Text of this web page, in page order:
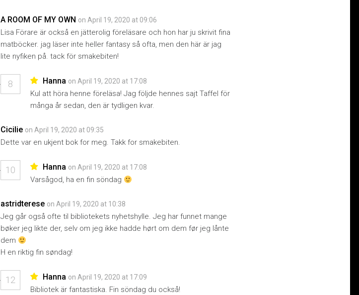
A ROOM OF MY OWN on April 19, 2020 at 09:06
Lisa Förare är också en jätterolig föreläsare och hon har ju skrivit fina
matböcker. jag läser inte heller fantasy så ofta, men den här är jag
lite nyfiken på. tack för smakebiten!
8 Hanna on April 19, 2020 at 17:08
Kul att höra henne föreläsa! Jag följde hennes sajt Taffel för
många år sedan, den är tydligen kvar.
Cicilie on April 19, 2020 at 09:35
Dette var en ukjent bok for meg. Takk for smakebiten.
10 Hanna on April 19, 2020 at 17:08
Varsågod, ha en fin söndag
astridterese on April 19, 2020 at 10:38
Jeg går også ofte til bibliotekets nyhetshylle. Jeg har funnet mange
bøker jeg likte der, selv om jeg ikke hadde hørt om dem før jeg lånte
dem
H en riktig fin søndag!
12 Hanna on April 19, 2020 at 17:09
Bibliotek är fantastiska. Fin söndag du också!